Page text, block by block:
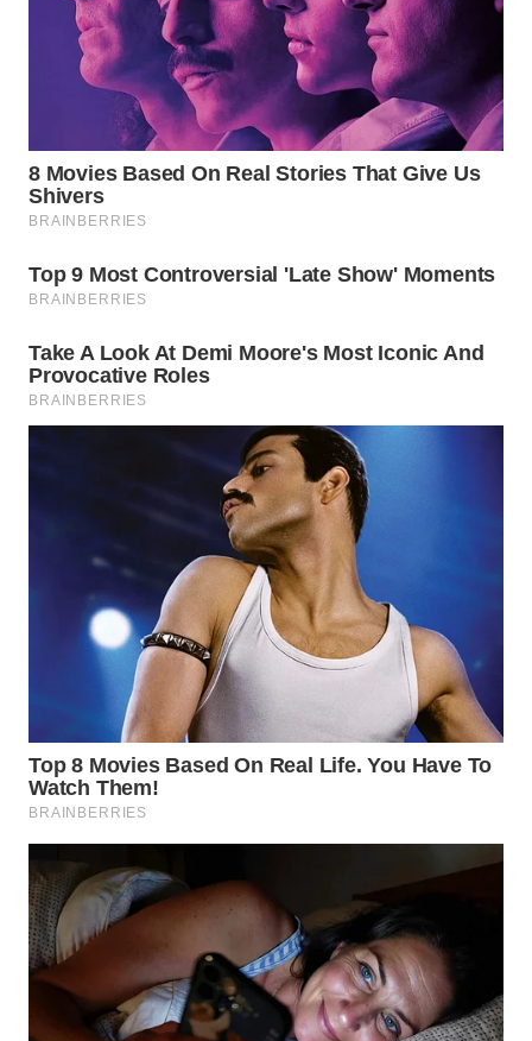
UTARA
WN
WN
PADANG
LAWAS
WN
SUMEDANG
WN
CIANJUR
WN
TANGERANG
WN
CIREBON
KUNINGAN
WN
MAJALENGKA